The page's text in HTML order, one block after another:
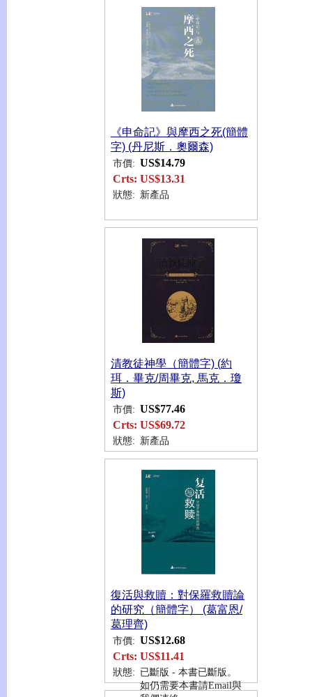
《申命記》與摩西之死(簡體
字) (丹尼斯．奧爾森)
市價: US$14.79
Crts: US$13.31
狀態: 新產品
清教徒神學（簡體字) (約
珥．畢克/周畢克, 馬克．瓊
斯)
市價: US$77.46
Crts: US$69.72
狀態: 新產品
復活與救贖：對保羅救贖論
的研究（簡體字） (葛富恩/
葛理齊)
市價: US$12.68
Crts: US$11.41
狀態: 已斷版 - 本書已斷版。
如仍需要本書請Email與